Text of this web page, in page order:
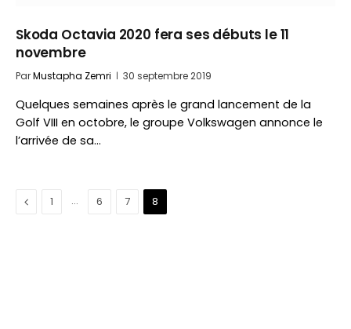
Skoda Octavia 2020 fera ses débuts le 11
novembre
ParMustapha Zemri 30 septembre 2019
Quelques semaines après le grand lancement de la
Golf VIII en octobre, le groupe Volkswagen annonce le
l’arrivée de sa…
Précédent
1 … 6 7 8